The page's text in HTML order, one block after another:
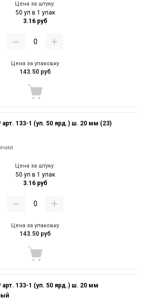
Цена за штуку:
50 уп в 1 упак
3.16 руб
Цена за упаковку
143.50 руб
арт. 133-1 (уп. 50 ярд.) ш. 20 мм (23)
Цена за штуку:
50 уп в 1 упак
3.16 руб
Цена за упаковку
143.50 руб
арт. 133-1 (уп. 50 ярд.) ш. 20 мм